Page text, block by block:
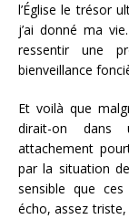
l’Église le trésor
j’ai donné ma
ressentir une
bienveillance
Et voilà que
dirait-on dans
attachement
par la situation
sensible que
écho, assez